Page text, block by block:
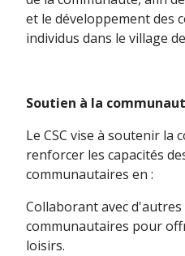
et le développement des
individus dans le village
Soutien à la
Le CSC vise à soutenir la
renforcer les capacités
communautaires en :
Collaborant avec
communautaires pour
loisirs.